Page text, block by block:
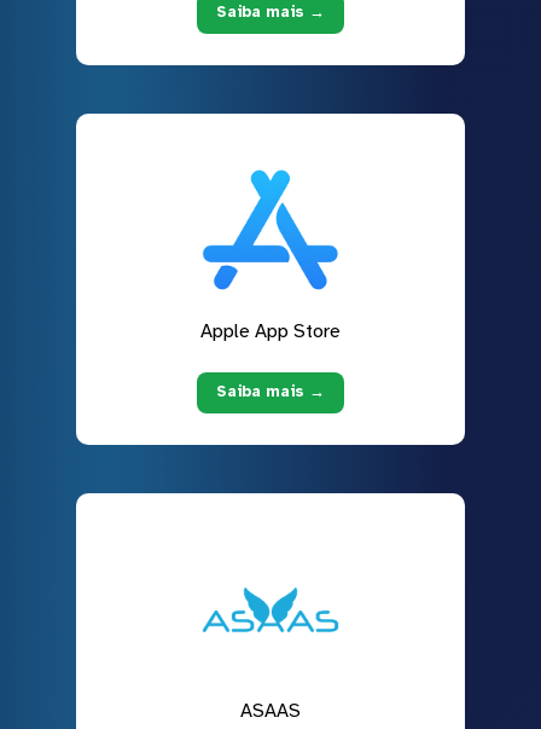
Saiba mais →
Apple App Store
Saiba mais →
ASAAS